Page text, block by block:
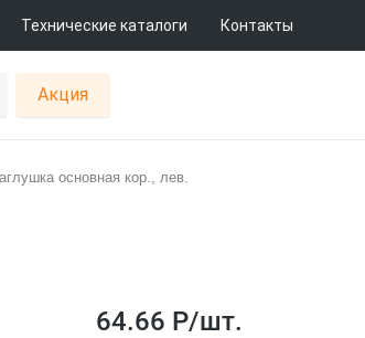
Технические каталоги Контакты
Акция
основная кор., лев.
64.66 Р/шт.